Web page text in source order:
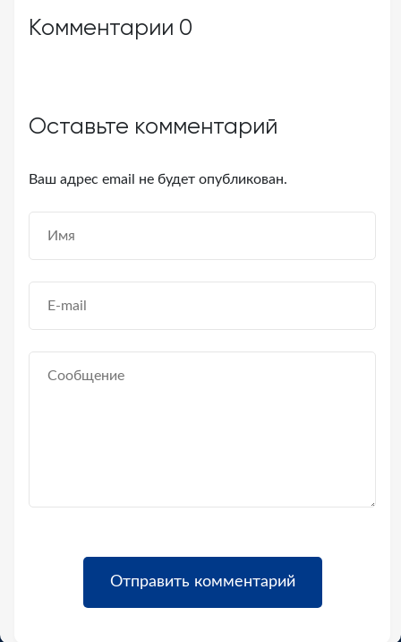
Комментарии 0
Оставьте комментарий
Ваш адрес email не будет опубликован.